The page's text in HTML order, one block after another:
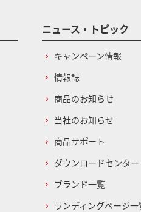
ニュース・トピック
キャンペーン情報
情報誌
商品のお知らせ
当社のお知らせ
商品サポート
ダウンロードセンター
ブランド一覧
ランディングページ一